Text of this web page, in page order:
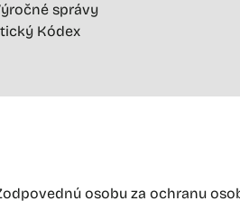
správy
Kódex
osobu za ochranu